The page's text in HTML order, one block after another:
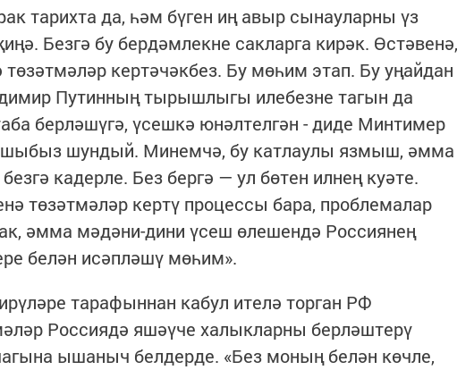
тарихта да, һәм бүген иң авыр сынауларны үз
Безгә бу бердәмлекне сакларга кирәк. Өстәвенә,
кертәчәкбез. Бу мөһим этап. Бу уңайдан
Путинның тырышлыгы илебезне тагын да
берләшүгә, үсешкә юнәлтелгән - диде Минтимер
шундый. Минемчә, бу катлаулы язмыш, әмма
кадерле. Без бергә — ул бөтен илнең куәте.
төзәтмәләр кертү процессы бара, проблемалар
әмма мәдәни-дини үсеш өлешендә Россиянең
белән исәпләшү мөһим».
тарафыннан кабул ителә торган РФ
Россиядә яшәүче халыкларны берләштерү
ышаныч белдерде. «Без моның белән көчле,